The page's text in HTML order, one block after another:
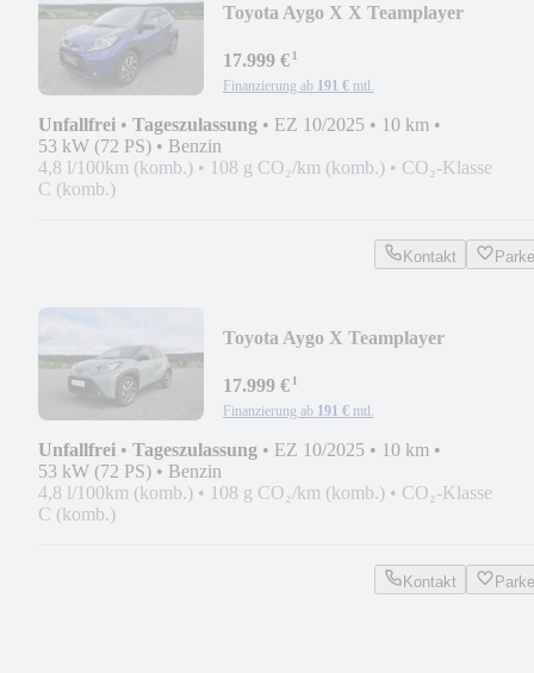
Toyota Aygo X X Teamplayer
17.999 €¹
Finanzierung ab 191 € mtl.
Unfallfrei • Tageszulassung • EZ 10/2025 • 10 km •
53 kW (72 PS) • Benzin
4,8 l/100km (komb.) • 108 g CO₂/km (komb.) • CO₂-Klasse
C (komb.)
Kontakt
Toyota Aygo X Teamplayer
17.999 €¹
Finanzierung ab 191 € mtl.
Unfallfrei • Tageszulassung • EZ 10/2025 • 10 km •
53 kW (72 PS) • Benzin
4,8 l/100km (komb.) • 108 g CO₂/km (komb.) • CO₂-Klasse
C (komb.)
Kontakt